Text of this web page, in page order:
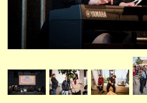
STUDIJNÍ OBORY
GALERIE
PEDAGOGICKÝ SBOR